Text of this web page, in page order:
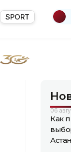
SPORT
06
Как